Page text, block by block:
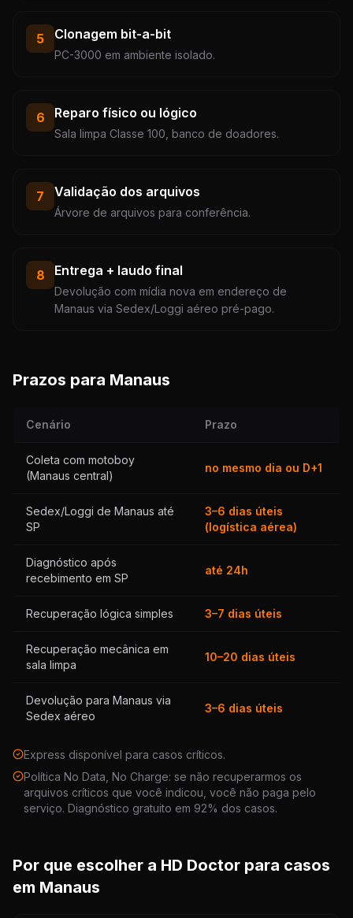
5 Clonagem bit-a-bit
PC-3000 em ambiente isolado.
6 Reparo físico ou lógico
Sala limpa Classe 100, banco de doadores.
7 Validação dos arquivos
Árvore de arquivos para conferência.
8 Entrega + laudo final
Devolução com mídia nova em endereço de
Manaus via Sedex/Loggi aéreo pré-pago.
Prazos para Manaus
Cenário Prazo
Coleta com motoboy
(Manaus central)
no mesmo dia ou D+1
Sedex/Loggi de Manaus até
SP
3–6 dias úteis
(logística aérea)
Diagnóstico após
recebimento em SP
até 24h
Recuperação lógica simples 3–7 dias úteis
Recuperação mecânica em
sala limpa
10–20 dias úteis
Devolução para Manaus via
Sedex aéreo
3–6 dias úteis
Express disponível para casos críticos.
Política No Data, No Charge: se não recuperarmos os
arquivos críticos que você indicou, você não paga pelo
serviço. Diagnóstico gratuito em 92% dos casos.
Por que escolher a HD Doctor para casos
em Manaus